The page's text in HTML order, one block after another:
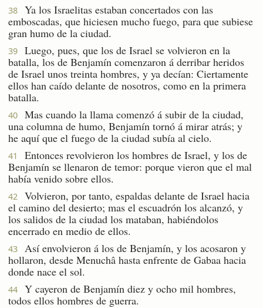
38
Ya los Israelitas estaban concertados con las
emboscadas, que hiciesen mucho fuego, para que subiese
gran humo de la ciudad.
39
Luego, pues, que los de Israel se volvieron en la
batalla, los de Benjamín comenzaron á derribar heridos
de Israel unos treinta hombres, y ya decían: Ciertamente
ellos han caído delante de nosotros, como en la primera
batalla.
40
Mas cuando la llama comenzó á subir de la ciudad,
una columna de humo, Benjamín tornó á mirar atrás; y
he aquí que el fuego de la ciudad subía al cielo.
41
Entonces revolvieron los hombres de Israel, y los de
Benjamín se llenaron de temor: porque vieron que el mal
había venido sobre ellos.
42
Volvieron, por tanto, espaldas delante de Israel hacia
el camino del desierto; mas el escuadrón los alcanzó, y
los salidos de la ciudad los mataban, habiéndolos
encerrado en medio de ellos.
43
Así envolvieron á los de Benjamín, y los acosaron y
hollaron, desde Menuchâ hasta enfrente de Gabaa hacia
donde nace el sol.
44
Y cayeron de Benjamín diez y ocho mil hombres,
todos ellos hombres de guerra.